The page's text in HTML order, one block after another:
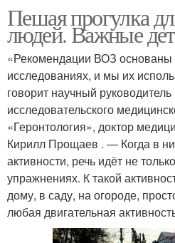
Пешая прогулка
людей. Важные
«Рекомендации ВОЗ
исследованиях, и мы их
говорит научный
исследовательского
«Геронтология», доктор
Кирилл Прощаев . — Когда в
активности, речь идёт не
упражнениях. К такой
дому, в саду, на огороде,
любая двигательная